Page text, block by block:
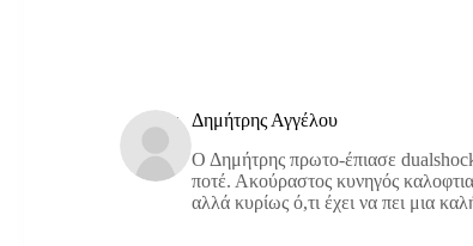
Δημήτρης Αγγέλου
Ο Δημήτρης πρωτο-έπιασε
ποτέ. Ακούραστος κυνηγός
αλλά κυρίως ό,τι έχει να πει μια